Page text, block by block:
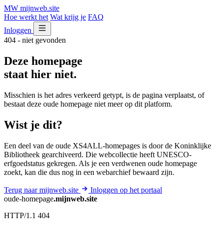
MW mijnweb.site
Hoe werkt het Wat krijg je FAQ
Inloggen
404 - niet gevonden
Deze homepage
staat hier niet.
Misschien is het adres verkeerd getypt, is de pagina verplaatst, of
bestaat deze oude homepage niet meer op dit platform.
Wist je dit?
Een deel van de oude XS4ALL-homepages is door de Koninklijke
Bibliotheek gearchiveerd. Die webcollectie heeft UNESCO-
erfgoedstatus gekregen. Als je een verdwenen oude homepage
zoekt, kan die dus nog in een webarchief bewaard zijn.
Terug naar mijnweb.site
Inloggen op het portaal
oude-homepage.mijnweb.site
HTTP/1.1 404